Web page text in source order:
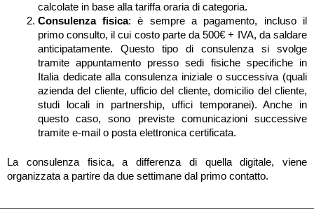
calcolate in base alla tariffa oraria di categoria.
Consulenza fisica: è sempre a pagamento, incluso il
primo consulto, il cui costo parte da 500€ + IVA, da saldare
anticipatamente. Questo tipo di consulenza si svolge
tramite appuntamento presso sedi fisiche specifiche in
Italia dedicate alla consulenza iniziale o successiva (quali
azienda del cliente, ufficio del cliente, domicilio del cliente,
studi locali in partnership, uffici temporanei). Anche in
questo caso, sono previste comunicazioni successive
tramite e-mail o posta elettronica certificata.
La consulenza fisica, a differenza di quella digitale, viene
organizzata a partire da due settimane dal primo contatto.